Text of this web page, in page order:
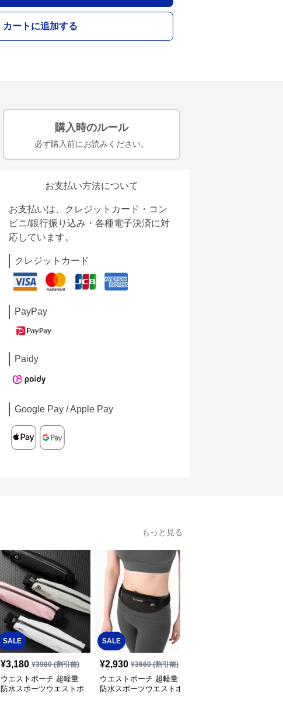
カートに追加する
購入時のルール
必ず購入前にお読みください。
お支払い方法について
お支払いは、クレジットカード・コン
ビニ/銀行振り込み・各種電子決済に対
応しています。
クレジットカード
PayPay
Paidy
Google Pay / Apple Pay
もっと見る
SALE
¥3,180 ¥3980(割引前)
ウエストポーチ 超軽量
防水スポーツウエストポ
SALE
¥2,930 ¥3660(割引前)
ウエストポーチ 超軽量
防水スポーツウエストポ